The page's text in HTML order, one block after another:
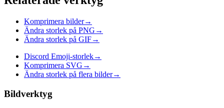
Komprimera bilder→
Ändra storlek på PNG →
Ändra storlek på GIF→
Discord Emoji-storlek→
Komprimera SVG →
Ändra storlek på flera bilder→
Bildverktyg